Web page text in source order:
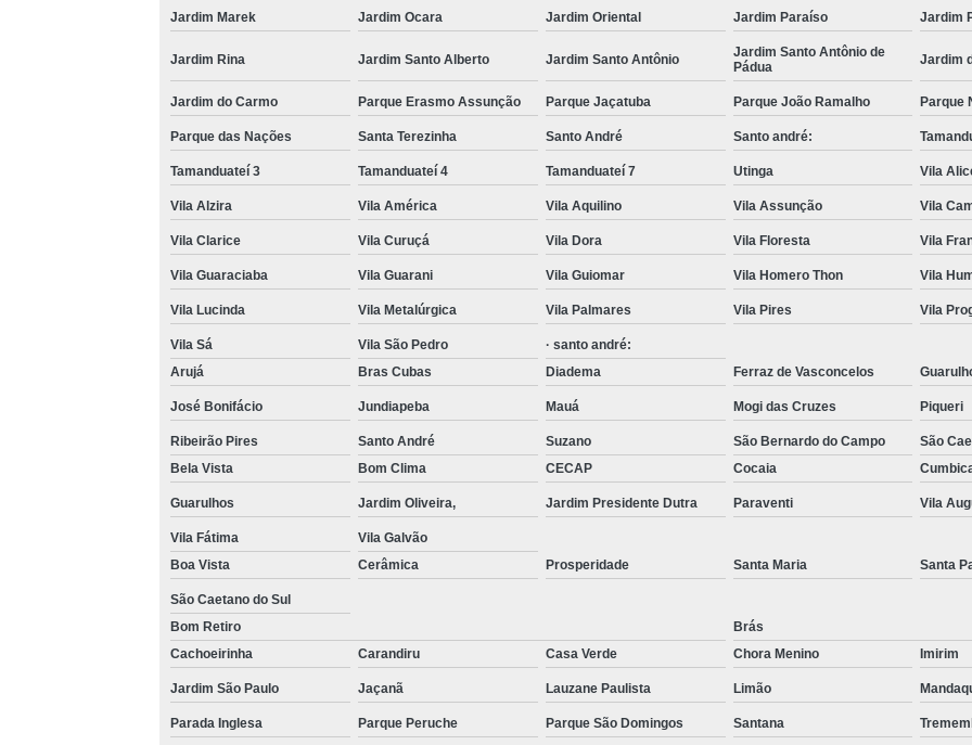
Empresa de Transporte de Carga
Transportadora com
Transporte com Munck em São
Transporte de Cargas com
Transporte de Máquinas e
Caminhões de
Carregamento de
Carregamento de Container com
Remoção de Container de Munck
Transporte de Containers
Transporte de Containers Vazios
Transporte de Equipamentos e
Transporte de Máquinas com Caminhão
Transporte de Máquinas
Jardim Marek Jardim Ocara Jardim Oriental Jardim Paraíso Jardim
Jardim Rina Jardim Santo Alberto Jardim Santo Antônio
Jardim Santo Antônio de
Pádua
Jardim
Jardim do Carmo Parque Erasmo Assunção Parque Jaçatuba Parque João Ramalho Parque
Parque das Nações Santa Terezinha Santo André Santo andré:
Tamanduateí 3 Tamanduateí 4 Tamanduateí 7 Utinga Vila
Vila Alzira Vila América Vila Aquilino Vila Assunção Vila
Vila Clarice Vila Curuçá Vila Dora Vila Floresta Vila
Vila Guaraciaba Vila Guarani Vila Guiomar Vila Homero Thon Vila
Vila Lucinda Vila Metalúrgica Vila Palmares Vila Pires Vila
Vila Sá Vila São Pedro
· santo andré:
Arujá
Bras Cubas Diadema Ferraz de Vasconcelos
José Bonifácio Jundiapeba Mauá Mogi das Cruzes Piqueri
Ribeirão Pires Santo André Suzano São Bernardo do Campo São
Bela Vista
Bom Clima CECAP Cocaia
Guarulhos Jardim Oliveira, Jardim Presidente Dutra Paraventi Vila
Vila Fátima
Vila Galvão
Boa Vista
Cerâmica Prosperidade Santa Maria Santa
São Caetano do Sul
Bom Retiro
Brás
Cachoeirinha
Carandiru Casa Verde Chora Menino Imirim
Jardim São Paulo Jaçanã Lauzane Paulista Limão
Parada Inglesa Parque Peruche Parque São Domingos Santana